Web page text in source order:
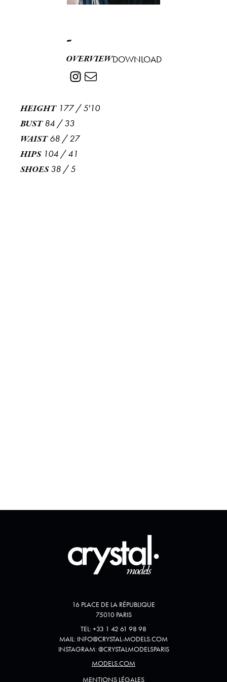
-
OVERVIEWDOWNLOAD
HEIGHT 177/5'10
BUST 84 /33
WAIST 68 /27
HIPS 104 /41
SHOES 38 /5
16 PLACE DE LA RÉPUBLIQUE
75010 PARIS
TEL:+33 1 42 61 98 98
MAIL: INFO@CRYSTAL-MODELS.COM
INSTAGRAM:@CRYSTALMODELSPARIS
MODELS.COM
MENTIONS LÉGALES